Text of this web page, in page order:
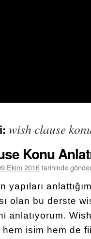
wish clause
Konu
Ekim 2016tarihinde
yapıları
olan bu derste
anlatıyorum.
hem isim hem de